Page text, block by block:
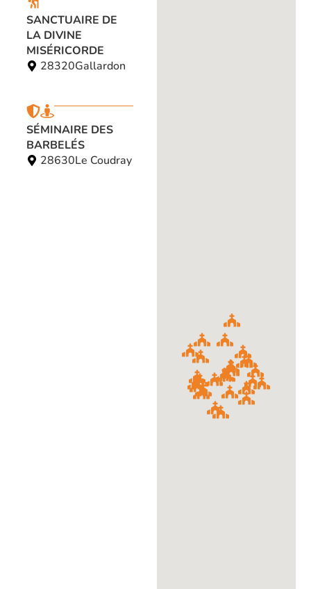
SANCTUAIRE DE
LA DIVINE
MISÉRICORDE
28320Gallardon
SÉMINAIRE DES
BARBELÉS
28630Le Coudray